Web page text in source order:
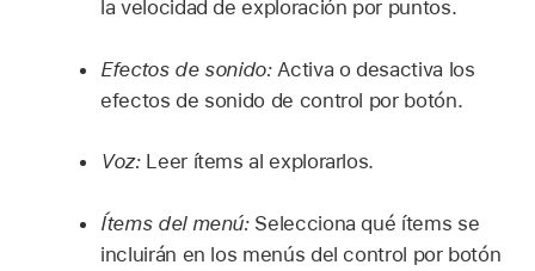
la velocidad de exploración por puntos.
Efectos de sonido: Activa o desactiva los
efectos de sonido de control por botón.
Voz: Leer ítems al explorarlos.
Ítems del menú: Selecciona qué ítems se
incluirán en los menús del control por botón